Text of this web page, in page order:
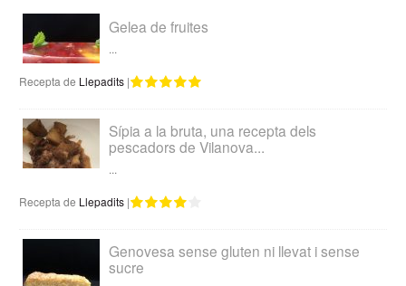
Gelea de fruites
...
Recepta de Llepadits |
Sípia a la bruta, una recepta dels
pescadors de Vilanova...
...
Recepta de Llepadits |
Genovesa sense gluten ni llevat i sense
sucre